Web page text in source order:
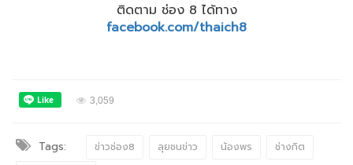
ติดตาม ช่อง 8 ได้ทาง
facebook.com/thaich8
3,059
Tags: ข่าวช่อง8 ลุยชนข่าว น้องพร
ช่างกิต